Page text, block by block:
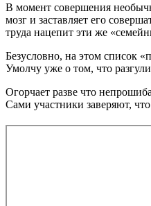
В момент совершения
мозг и заставляет его
труда нацепит эти же
Безусловно, на этом список
Умолчу уже о том, что
Огорчает разве что
Сами участники заверяют,